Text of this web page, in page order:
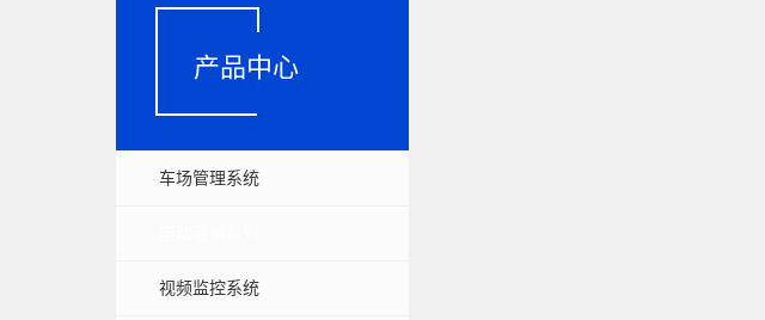
产品中心
车场管理系统
视频监控系统